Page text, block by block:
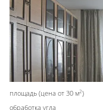
площадь (цена от 30 м2)
обработка угла